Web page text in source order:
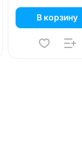
В корзину